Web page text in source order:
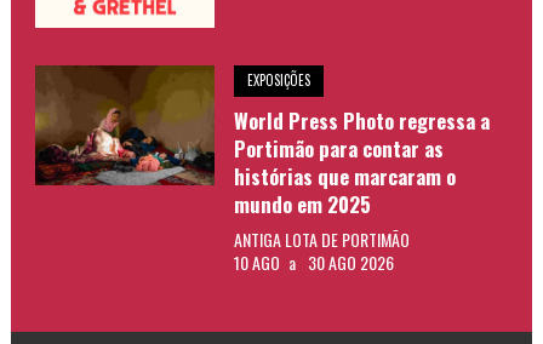
EXPOSIÇÕES
World Press Photo regressa a
Portimão para contar as
histórias que marcaram o
mundo em 2025
ANTIGA LOTA DE PORTIMÃO
10 AGO a 30 AGO 2026